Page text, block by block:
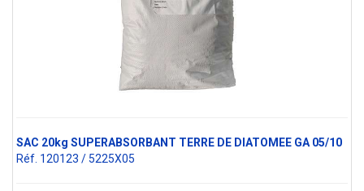
SAC 20kg SUPERABSORBANT TERRE DE DIATOMEE GA 05/10
Réf. 120123 / 5225X05